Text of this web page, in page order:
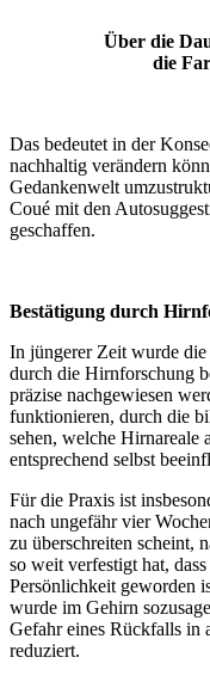
Über die
die
Das bedeutet in der
nachhaltig verändern
Gedankenwelt
Coué mit den
geschaffen.
Bestätigung durch
In jüngerer Zeit wurde
durch die Hirnforschung
präzise nachgewiesen
funktionieren, durch die
sehen, welche
entsprechend selbst
Für die Praxis ist
nach ungefähr vier
zu überschreiten scheint,
so weit verfestigt hat,
Persönlichkeit geworden
wurde im Gehirn
Gefahr eines Rückfalls in
reduziert.